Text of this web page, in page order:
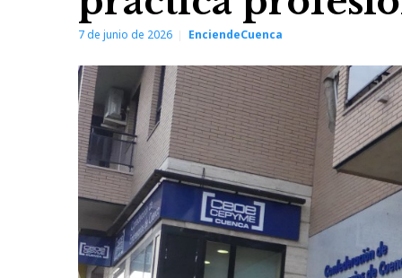
7 de junio de 2026 EnciendeCuenca